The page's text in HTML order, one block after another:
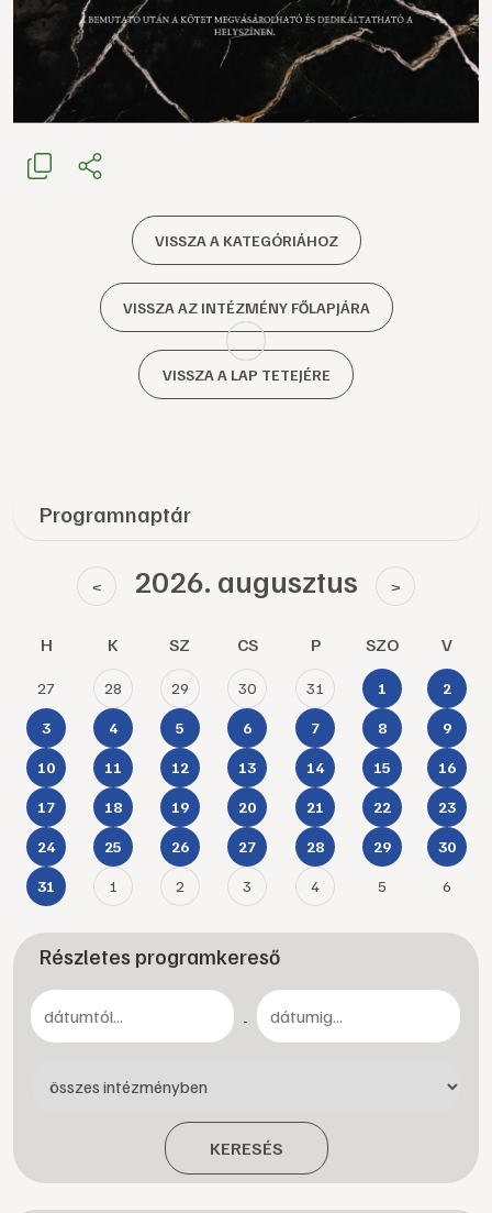
VISSZA A KATEGÓRIÁHOZ
VISSZA AZ INTÉZMÉNY FŐLAPJÁRA
VISSZA A LAP TETEJÉRE
Programnaptár
< 2026. augusztus >
H K SZ CS P SZO V
27 28 29 30 31 1 2
3 4 5 6 7 8 9
10 11 12 13 14 15 16
17 18 19 20 21 22 23
24 25 26 27 28 29 30
31 1 2 3 4 5 6
Részletes programkereső
-
KERESÉS